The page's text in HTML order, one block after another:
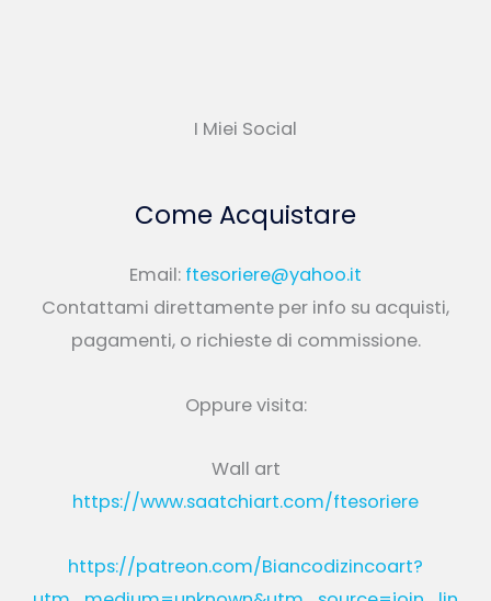
I Miei Social
Come Acquistare
Email: ftesoriere@yahoo.it
Contattami direttamente per info su acquisti,
pagamenti, o richieste di commissione.
Oppure visita:
Wall art
https://www.saatchiart.com/ftesoriere
https://patreon.com/Biancodizincoart?